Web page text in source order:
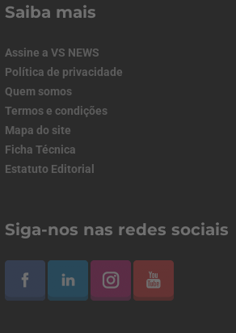
Saiba mais
Assine a VS NEWS
Política de privacidade
Quem somos
Termos e condições
Mapa do site
Ficha Técnica
Estatuto Editorial
Siga-nos nas redes sociais